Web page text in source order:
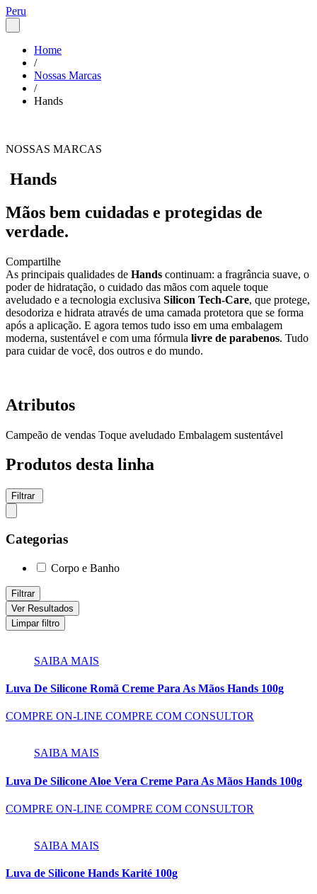
Peru
Home
/
Nossas Marcas
/
Hands
NOSSAS MARCAS
Hands
Mãos bem cuidadas e protegidas de
verdade.
Compartilhe
As principais qualidades de Hands continuam: a fragrância suave, o
poder de hidratação, o cuidado das mãos com aquele toque
aveludado e a tecnologia exclusiva Silicon Tech-Care, que protege,
desodoriza e hidrata através de uma camada protetora que se forma
após a aplicação. E agora temos tudo isso em uma embalagem
moderna, sustentável e com uma fórmula livre de parabenos. Tudo
para cuidar de você, dos outros e do mundo.
Atributos
Campeão de vendas Toque aveludado Embalagem sustentável
Produtos desta linha
Filtrar
Categorias
Corpo e Banho
Filtrar
Ver Resultados
Limpar filtro
SAIBA MAIS
Luva De Silicone Romã Creme Para As Mãos Hands 100g
COMPRE ON-LINE COMPRE COM CONSULTOR
SAIBA MAIS
Luva De Silicone Aloe Vera Creme Para As Mãos Hands 100g
COMPRE ON-LINE COMPRE COM CONSULTOR
SAIBA MAIS
Luva de Silicone Hands Karité 100g